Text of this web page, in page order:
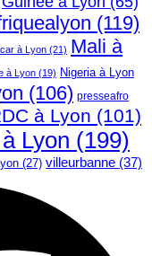
(119)
à Lyon (21) Mali à
à Lyon (19) Nigeria à Lyon
(106) presseafro
à Lyon (101)
Lyon (199)
(27) villeurbanne (37)